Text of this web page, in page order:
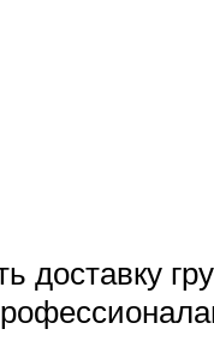
доставку